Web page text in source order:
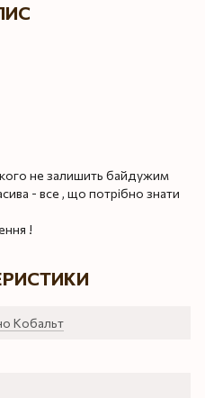
не залишить байдужим
- все , що потрібно знати
!
Кобальт